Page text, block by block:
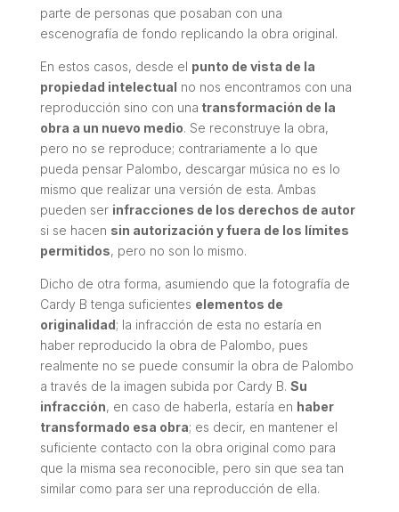
parte de personas que posaban con una
escenografía de fondo replicando la obra original.
En estos casos, desde el punto de vista de la
propiedad intelectual no nos encontramos con una
reproducción sino con una transformación de la
obra a un nuevo medio. Se reconstruye la obra,
pero no se reproduce; contrariamente a lo que
pueda pensar Palombo, descargar música no es lo
mismo que realizar una versión de esta. Ambas
pueden ser infracciones de los derechos de autor
si se hacen sin autorización y fuera de los límites
permitidos, pero no son lo mismo.
Dicho de otra forma, asumiendo que la fotografía de
Cardy B tenga suficientes elementos de
originalidad; la infracción de esta no estaría en
haber reproducido la obra de Palombo, pues
realmente no se puede consumir la obra de Palombo
a través de la imagen subida por Cardy B. Su
infracción, en caso de haberla, estaría en haber
transformado esa obra; es decir, en mantener el
suficiente contacto con la obra original como para
que la misma sea reconocible, pero sin que sea tan
similar como para ser una reproducción de ella.